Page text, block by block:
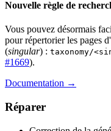
Nouvelle règle de
Vous pouvez désormais
pour répertorier les pages
(singular) : taxonomy/
#1669).
Documentation →
Réparer